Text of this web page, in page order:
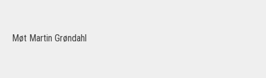
Møt Martin Grøndahl